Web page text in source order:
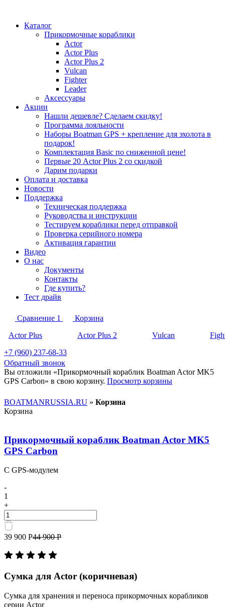
Каталог
Прикормочные кораблики
Actor
Actor Plus
Actor Plus 2
Vulcan
Fighter
Leader
Аксессуары
Акции
Нашли дешевле? Сделаем скидку!
Программа лояльности
Наборы Boatman GPS + крепление для эхолота в
подарок!
Комплектация Basic по сниженной цене!
Первые 20 Actor Plus 2 со скидкой
Дарим подарки
Оплата и доставка
Новости
Поддержка
Техническая поддержка
Руководства и инструкции
Тестируем кораблики перед отправкой
Проверка серийного номера
Активация гарантии
Видео
О нас
Документы
Контакты
Где купить?
Тест драйв
Сравнение 1
Корзина
Actor Plus
Actor Plus 2 Vulcan
+7 (960) 237-68-33
Обратный звонок
Вы отложили «Прикормочный кораблик Boatman Actor MK5
GPS Carbon» в свою корзину. Просмотр корзины
BOATMANRUSSIA.RU » Корзина
Корзина
Прикормочный кораблик Boatman Actor MK5
GPS Carbon
C GPS-модулем
-
1
+
Количество
товара
Прикормочный
кораблик
Boatman
Actor
GPS
39 900 Р44 900 Р
Сумка для Actor (коричневая)
Сумка для хранения и переноса прикормочных корабликов
серии Actor